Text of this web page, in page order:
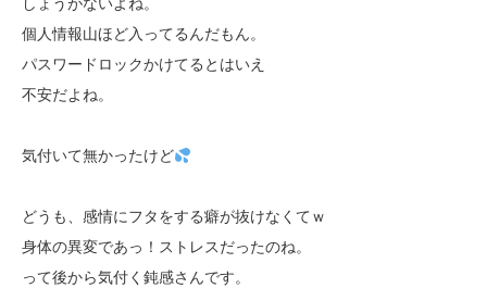
個人情報山ほど入ってるんだもん。
パスワードロックかけてるとはいえ
不安だよね。
気付いて無かったけど
どうも、感情にフタをする癖が抜けなくてｗ
身体の異変であっ！ストレスだったのね。
って後から気付く鈍感さんです。